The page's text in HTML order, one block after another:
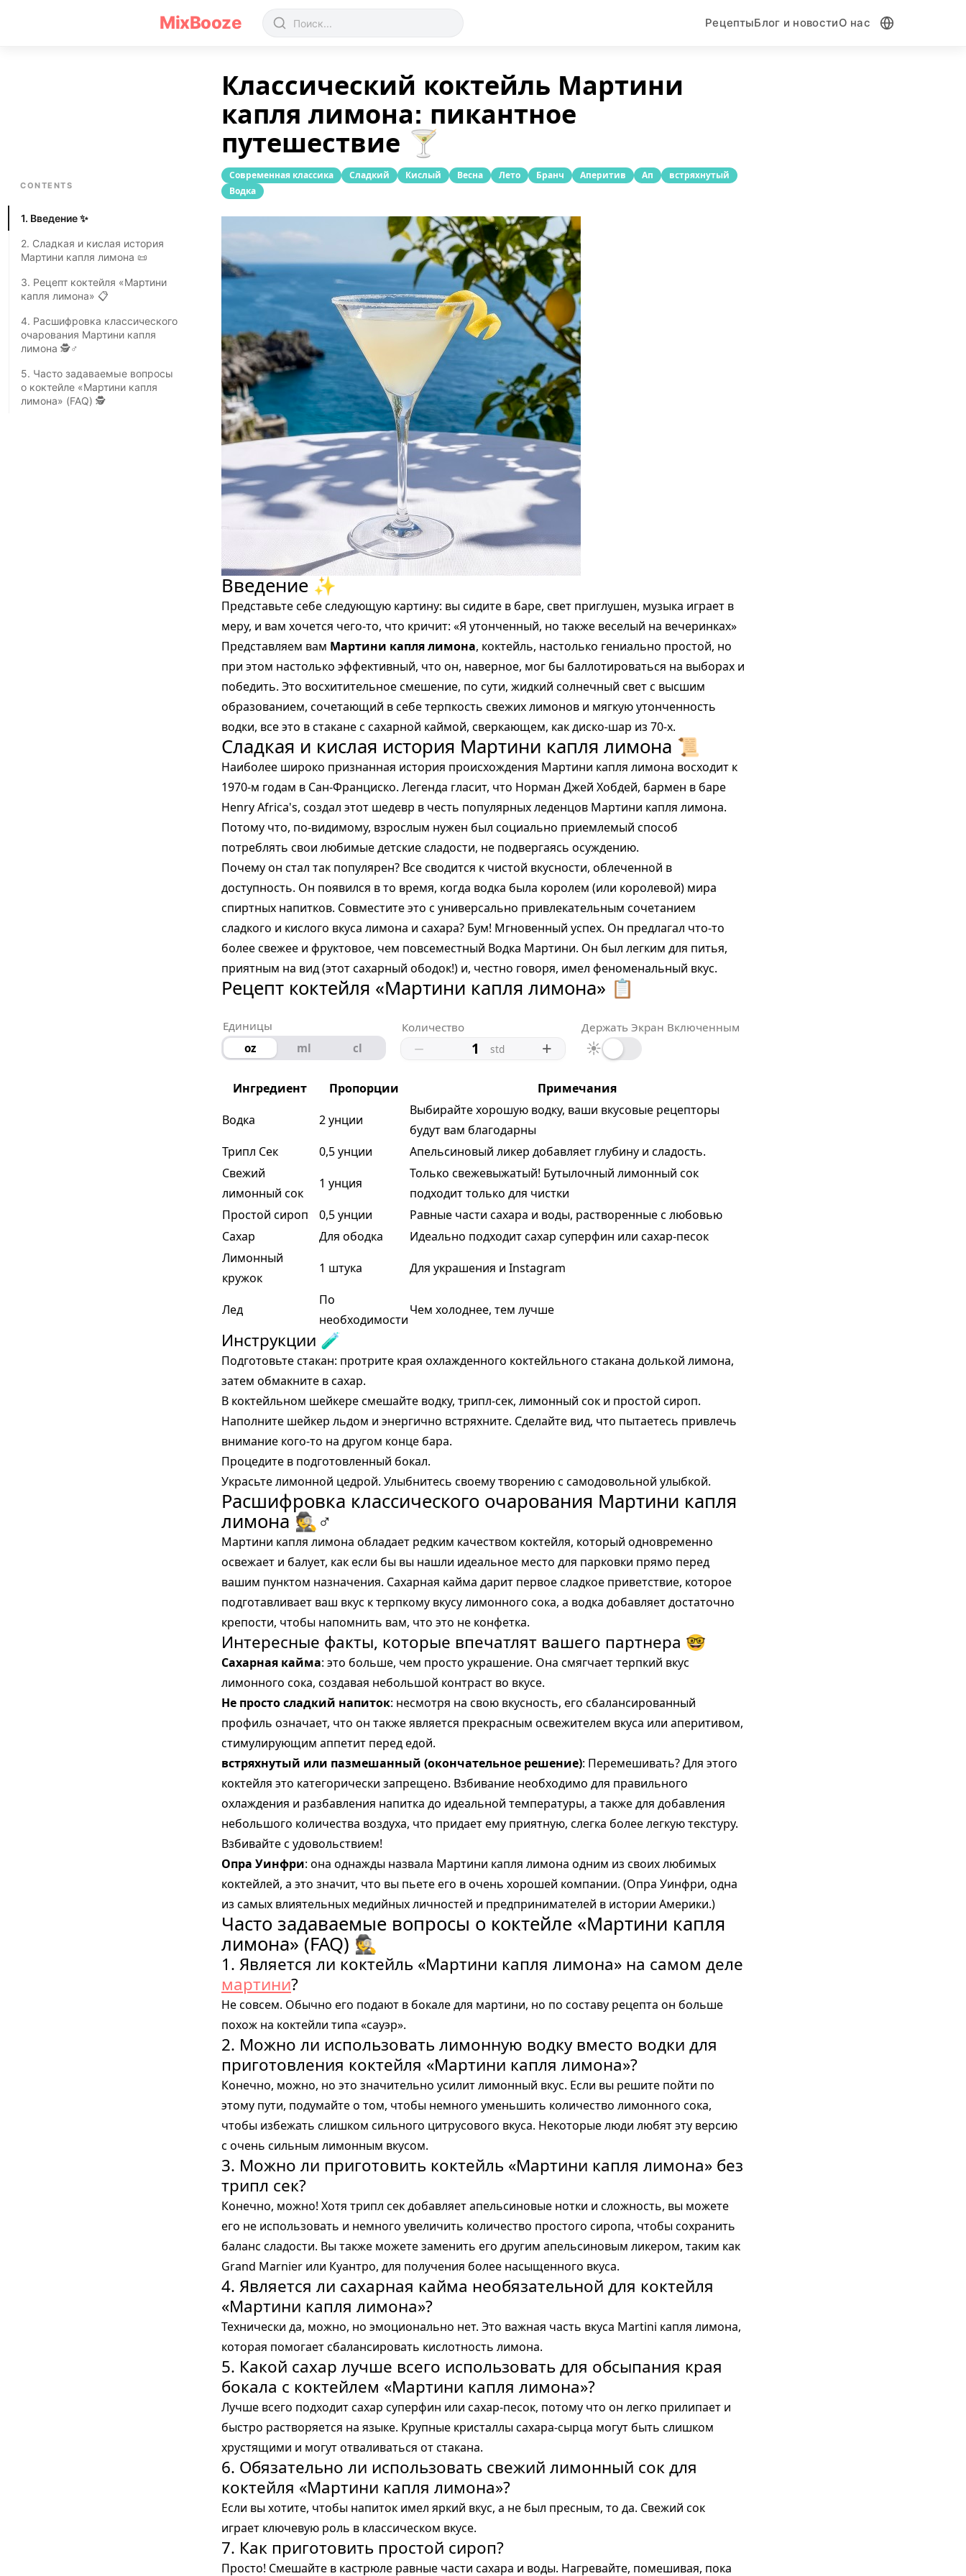
MixBooze РецептыБлог и новостиО нас
Рецепт коктейля «Мартини капля лимона(Lemon Drop)»
CONTENTS
1. Введение ✨
2. Сладкая и кислая история
Мартини капля лимона 📜
3. Рецепт коктейля «Мартини
капля лимона» 📋
4. Расшифровка классического
очарования Мартини капля
лимона 🕵️♂
5. Часто задаваемые вопросы
о коктейле «Мартини капля
лимона» (FAQ) 🕵️
Классический коктейль Мартини
капля лимона: пикантное
путешествие 🍸
Современная классика Сладкий Кислый Весна Лето Бранч Аперитив Ап
встряхнутый
Водка
Введение ✨
Представьте себе следующую картину: вы сидите в баре, свет приглушен, музыка играет в
меру, и вам хочется чего-то, что кричит: «Я утонченный, но также веселый на вечеринках»
Представляем вам Мартини капля лимона, коктейль, настолько гениально простой, но
при этом настолько эффективный, что он, наверное, мог бы баллотироваться на выборах и
победить. Это восхитительное смешение, по сути, жидкий солнечный свет с высшим
образованием, сочетающий в себе терпкость свежих лимонов и мягкую утонченность
водки, все это в стакане с сахарной каймой, сверкающем, как диско-шар из 70-х.
Сладкая и кислая история Мартини капля лимона 📜
Наиболее широко признанная история происхождения Мартини капля лимона восходит к
1970-м годам в Сан-Франциско. Легенда гласит, что Норман Джей Хобдей, бармен в баре
Henry Africa's, создал этот шедевр в честь популярных леденцов Мартини капля лимона.
Потому что, по-видимому, взрослым нужен был социально приемлемый способ
потреблять свои любимые детские сладости, не подвергаясь осуждению.
Почему он стал так популярен? Все сводится к чистой вкусности, облеченной в
доступность. Он появился в то время, когда водка была королем (или королевой) мира
спиртных напитков. Совместите это с универсально привлекательным сочетанием
сладкого и кислого вкуса лимона и сахара? Бум! Мгновенный успех. Он предлагал что-то
более свежее и фруктовое, чем повсеместный Водка Мартини. Он был легким для питья,
приятным на вид (этот сахарный ободок!) и, честно говоря, имел феноменальный вкус.
Рецепт коктейля «Мартини капля лимона» 📋
Единицы
oz
ml cl
Количество
− std +
Держать Экран Включенным
☀
Ингредиент Пропорции
Примечания
Водка
2 унции
Выбирайте хорошую водку, ваши вкусовые рецепторы
будут вам благодарны
Трипл Сек
0,5 унции
Апельсиновый ликер добавляет глубину и сладость.
Свежий
лимонный сок
1 унция
Только свежевыжатый! Бутылочный лимонный сок
подходит только для чистки
Простой сироп
0,5 унции
Равные части сахара и воды, растворенные с любовью
Сахар
Для ободка
Идеально подходит сахар суперфин или сахар-песок
Лимонный
кружок
1 штука Для украшения и Instagram
Лед
По
необходимости
Чем холоднее, тем лучше
Инструкции 🧪
Подготовьте стакан: протрите края охлажденного коктейльного стакана долькой лимона,
затем обмакните в сахар.
В коктейльном шейкере смешайте водку, трипл-сек, лимонный сок и простой сироп.
Наполните шейкер льдом и энергично встряхните. Сделайте вид, что пытаетесь привлечь
внимание кого-то на другом конце бара.
Процедите в подготовленный бокал.
Украсьте лимонной цедрой. Улыбнитесь своему творению с самодовольной улыбкой.
Расшифровка классического очарования Мартини капля
лимона 🕵️♂
Мартини капля лимона обладает редким качеством коктейля, который одновременно
освежает и балует, как если бы вы нашли идеальное место для парковки прямо перед
вашим пунктом назначения. Сахарная кайма дарит первое сладкое приветствие, которое
подготавливает ваш вкус к терпкому вкусу лимонного сока, а водка добавляет достаточно
крепости, чтобы напомнить вам, что это не конфетка.
Интересные факты, которые впечатлят вашего партнера 🤓
Сахарная кайма: это больше, чем просто украшение. Она смягчает терпкий вкус
лимонного сока, создавая небольшой контраст во вкусе.
Не просто сладкий напиток: несмотря на свою вкусность, его сбалансированный
профиль означает, что он также является прекрасным освежителем вкуса или аперитивом,
стимулирующим аппетит перед едой.
встряхнутый или пазмешанный (окончательное решение): Перемешивать? Для этого
коктейля это категорически запрещено. Взбивание необходимо для правильного
охлаждения и разбавления напитка до идеальной температуры, а также для добавления
небольшого количества воздуха, что придает ему приятную, слегка более легкую текстуру.
Взбивайте с удовольствием!
Опра Уинфри: она однажды назвала Мартини капля лимона одним из своих любимых
коктейлей, а это значит, что вы пьете его в очень хорошей компании. (Опра Уинфри, одна
из самых влиятельных медийных личностей и предпринимателей в истории Америки.)
Часто задаваемые вопросы о коктейле «Мартини капля
лимона» (FAQ) 🕵️
1. Является ли коктейль «Мартини капля лимона» на самом деле
мартини?
Не совсем. Обычно его подают в бокале для мартини, но по составу рецепта он больше
похож на коктейли типа «сауэр».
2. Можно ли использовать лимонную водку вместо водки для
приготовления коктейля «Мартини капля лимона»?
Конечно, можно, но это значительно усилит лимонный вкус. Если вы решите пойти по
этому пути, подумайте о том, чтобы немного уменьшить количество лимонного сока,
чтобы избежать слишком сильного цитрусового вкуса. Некоторые люди любят эту версию
с очень сильным лимонным вкусом.
3. Можно ли приготовить коктейль «Мартини капля лимона» без
трипл сек?
Конечно, можно! Хотя трипл сек добавляет апельсиновые нотки и сложность, вы можете
его не использовать и немного увеличить количество простого сиропа, чтобы сохранить
баланс сладости. Вы также можете заменить его другим апельсиновым ликером, таким как
Grand Marnier или Куантро, для получения более насыщенного вкуса.
4. Является ли сахарная кайма необязательной для коктейля
«Мартини капля лимона»?
Технически да, можно, но эмоционально нет. Это важная часть вкуса Martini капля лимона,
которая помогает сбалансировать кислотность лимона.
5. Какой сахар лучше всего использовать для обсыпания края
бокала с коктейлем «Мартини капля лимона»?
Лучше всего подходит сахар суперфин или сахар-песок, потому что он легко прилипает и
быстро растворяется на языке. Крупные кристаллы сахара-сырца могут быть слишком
хрустящими и могут отваливаться от стакана.
6. Обязательно ли использовать свежий лимонный сок для
коктейля «Мартини капля лимона»?
Если вы хотите, чтобы напиток имел яркий вкус, а не был пресным, то да. Свежий сок
играет ключевую роль в классическом вкусе.
7. Как приготовить простой сироп?
Просто! Смешайте в кастрюле равные части сахара и воды. Нагревайте, помешивая, пока